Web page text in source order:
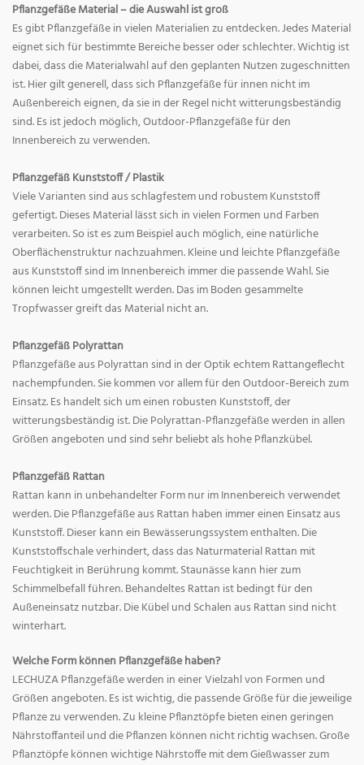
Pflanzgefäße Material – die Auswahl ist groß
Es gibt Pflanzgefäße in vielen Materialien zu entdecken. Jedes Material
eignet sich für bestimmte Bereiche besser oder schlechter. Wichtig ist
dabei, dass die Materialwahl auf den geplanten Nutzen zugeschnitten
ist. Hier gilt generell, dass sich Pflanzgefäße für innen nicht im
Außenbereich eignen, da sie in der Regel nicht witterungsbeständig
sind. Es ist jedoch möglich, Outdoor-Pflanzgefäße für den
Innenbereich zu verwenden.
Pflanzgefäß Kunststoff / Plastik
Viele Varianten sind aus schlagfestem und robustem Kunststoff
gefertigt. Dieses Material lässt sich in vielen Formen und Farben
verarbeiten. So ist es zum Beispiel auch möglich, eine natürliche
Oberflächenstruktur nachzuahmen. Kleine und leichte Pflanzgefäße
aus Kunststoff sind im Innenbereich immer die passende Wahl. Sie
können leicht umgestellt werden. Das im Boden gesammelte
Tropfwasser greift das Material nicht an.
Pflanzgefäß Polyrattan
Pflanzgefäße aus Polyrattan sind in der Optik echtem Rattangeflecht
nachempfunden. Sie kommen vor allem für den Outdoor-Bereich zum
Einsatz. Es handelt sich um einen robusten Kunststoff, der
witterungsbeständig ist. Die Polyrattan-Pflanzgefäße werden in allen
Größen angeboten und sind sehr beliebt als hohe Pflanzkübel.
Pflanzgefäß Rattan
Rattan kann in unbehandelter Form nur im Innenbereich verwendet
werden. Die Pflanzgefäße aus Rattan haben immer einen Einsatz aus
Kunststoff. Dieser kann ein Bewässerungssystem enthalten. Die
Kunststoffschale verhindert, dass das Naturmaterial Rattan mit
Feuchtigkeit in Berührung kommt. Staunässe kann hier zum
Schimmelbefall führen. Behandeltes Rattan ist bedingt für den
Außeneinsatz nutzbar. Die Kübel und Schalen aus Rattan sind nicht
winterhart.
Welche Form können Pflanzgefäße haben?
LECHUZA Pflanzgefäße werden in einer Vielzahl von Formen und
Größen angeboten. Es ist wichtig, die passende Größe für die jeweilige
Pflanze zu verwenden. Zu kleine Pflanztöpfe bieten einen geringen
Nährstoffanteil und die Pflanzen können nicht richtig wachsen. Große
Pflanztöpfe können wichtige Nährstoffe mit dem Gießwasser zum